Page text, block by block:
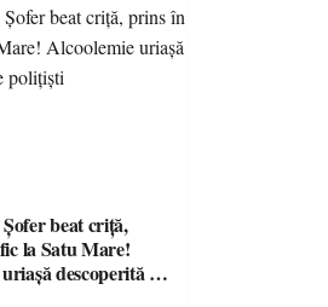
beat criță,
la Satu Mare!
descoperită de